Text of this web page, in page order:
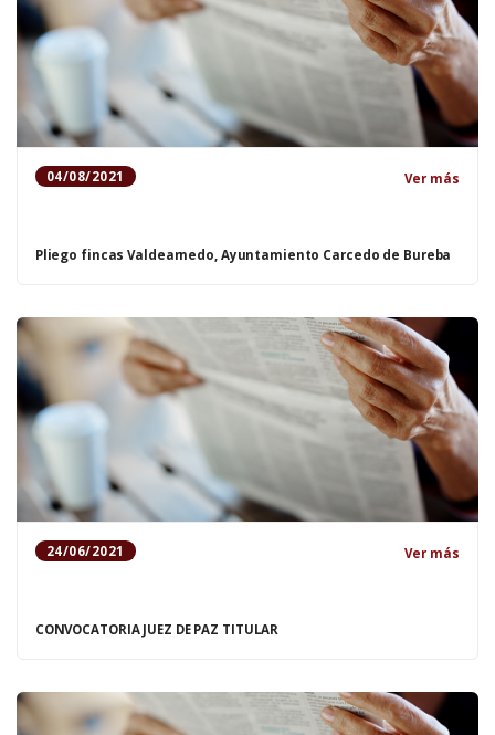
04/08/2021 Ver más
Pliego fincas Valdearnedo, Ayuntamiento Carcedo de Bureba
24/06/2021 Ver más
CONVOCATORIA JUEZ DE PAZ TITULAR